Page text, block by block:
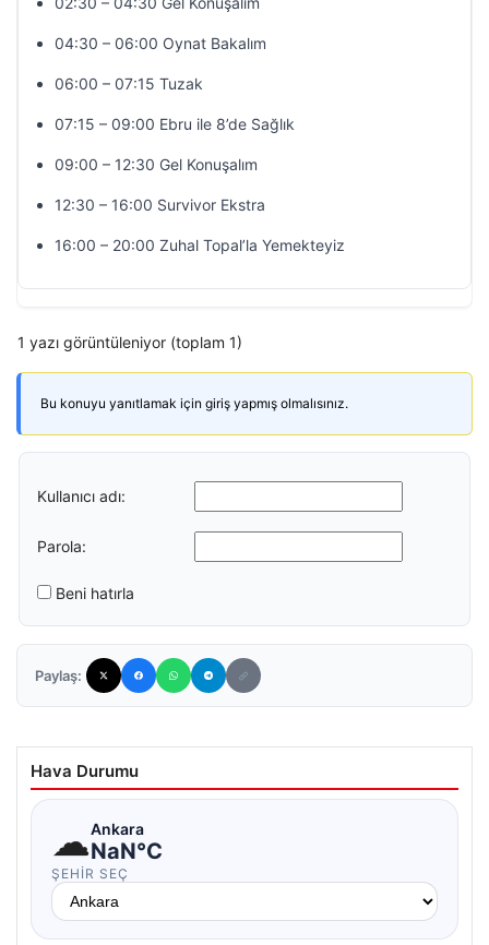
04:30 – 06:00 Oynat Bakalım
06:00 – 07:15 Tuzak
07:15 – 09:00 Ebru ile 8’de Sağlık
09:00 – 12:30 Gel Konuşalım
12:30 – 16:00 Survivor Ekstra
16:00 – 20:00 Zuhal Topal’la Yemekteyiz
1 yazı görüntüleniyor (toplam 1)
Bu konuyu yanıtlamak için giriş yapmış olmalısınız.
Kullanıcı adı:
Parola:
Beni hatırla
Paylaş:
Hava Durumu
☁Ankara
NaN°C
ŞEHIR SEÇ